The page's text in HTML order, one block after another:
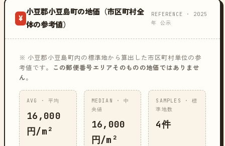
¥
小豆郡小豆島町の地価（市区町村全
体の参考値）
REFERENCE · 2025
年 公示
※ 小豆郡小豆島町内の標準地から算出した市区町村単位の参
考値です。
この郵便番号エリアそのものの地価ではありませ
ん。
AVG · 平均
16,000
円/m²
MEDIAN · 中
央値
16,000
円/m²
SAMPLES · 標
準地数
4件